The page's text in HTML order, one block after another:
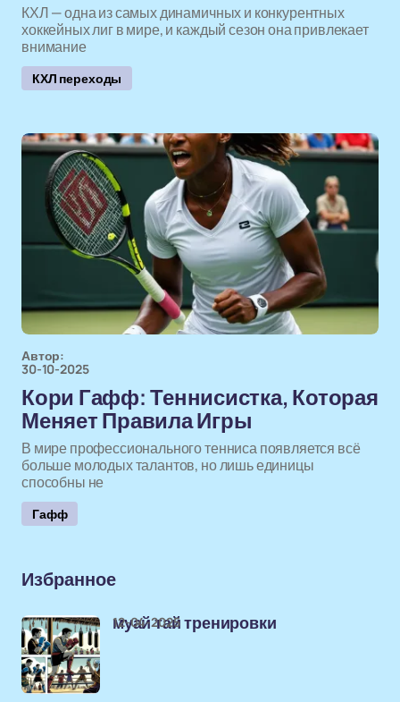
КХЛ — одна из самых динамичных и конкурентных
хоккейных лиг в мире, и каждый сезон она привлекает
внимание
КХЛ переходы
Автор:
30-10-2025
Кори Гафф: Теннисистка, Которая
Меняет Правила Игры
В мире профессионального тенниса появляется всё
больше молодых талантов, но лишь единицы
способны не
Гафф
Избранное
муай тай тренировки
12-04-2025